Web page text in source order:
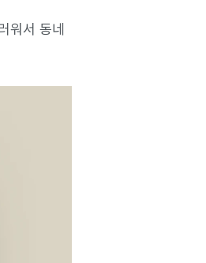
워서 동네